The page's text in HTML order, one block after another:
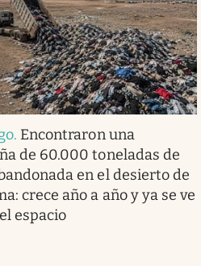
. Encontraron una
de 60.000 toneladas de
en el desierto de
crece año a año y ya se ve
espacio